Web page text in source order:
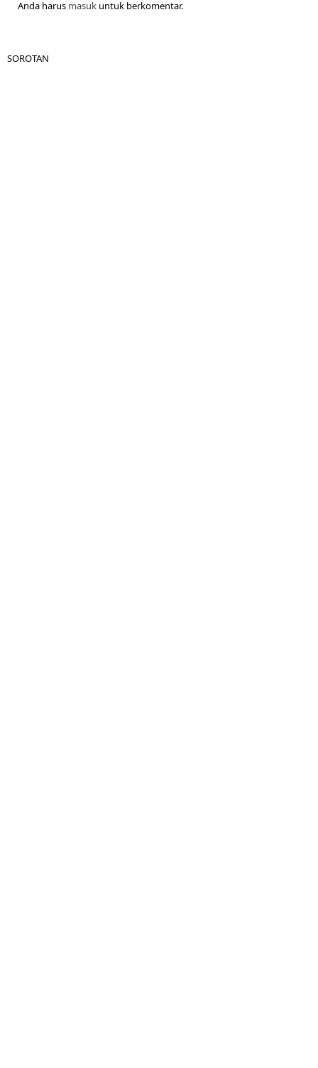
Anda harus masuk untuk berkomentar.
SOROTAN